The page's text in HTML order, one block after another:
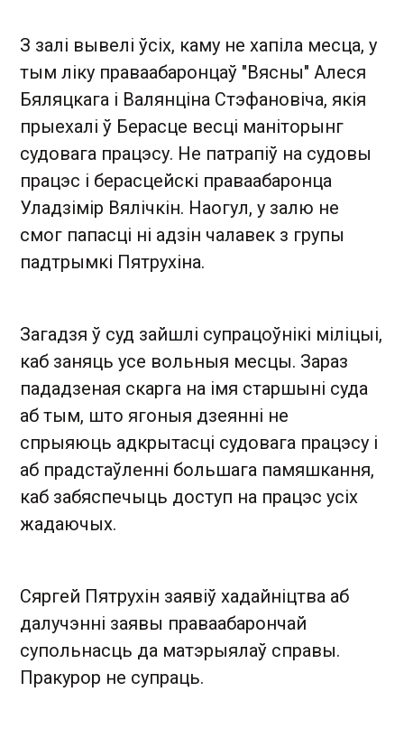
З залі вывелі ўсіх, каму не хапіла месца, у
тым ліку праваабаронцаў "Вясны" Алеся
Бяляцкага і Валянціна Стэфановіча, якія
прыехалі ў Берасце весці маніторынг
судовага працэсу. Не патрапіў на судовы
працэс і берасцейскі праваабаронца
Уладзімір Вялічкін. Наогул, у залю не
смог папасці ні адзін чалавек з групы
падтрымкі Пятрухіна.
Загадзя ў суд зайшлі супрацоўнікі міліцыі,
каб заняць усе вольныя месцы. Зараз
пададзеная скарга на імя старшыні суда
аб тым, што ягоныя дзеянні не
спрыяюць адкрытасці судовага працэсу і
аб прадстаўленні большага памяшкання,
каб забяспечыць доступ на працэс усіх
жадаючых.
Сяргей Пятрухін заявіў хадайніцтва аб
далучэнні заявы праваабарончай
супольнасць да матэрыялаў справы.
Пракурор не супраць.